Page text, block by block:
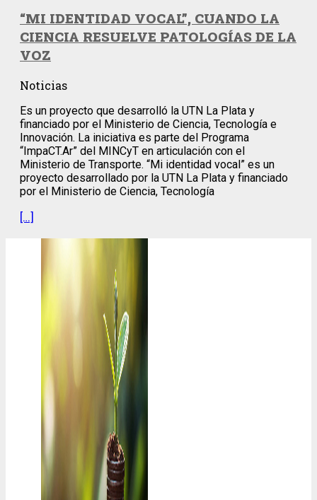
“MI IDENTIDAD VOCAL”, CUANDO LA
CIENCIA RESUELVE PATOLOGÍAS DE LA
VOZ
Noticias
Es un proyecto que desarrolló la UTN La Plata y
financiado por el Ministerio de Ciencia, Tecnología e
Innovación. La iniciativa es parte del Programa
“ImpaCT.Ar” del MINCyT en articulación con el
Ministerio de Transporte. “Mi identidad vocal” es un
proyecto desarrollado por la UTN La Plata y financiado
por el Ministerio de Ciencia, Tecnología
[…]